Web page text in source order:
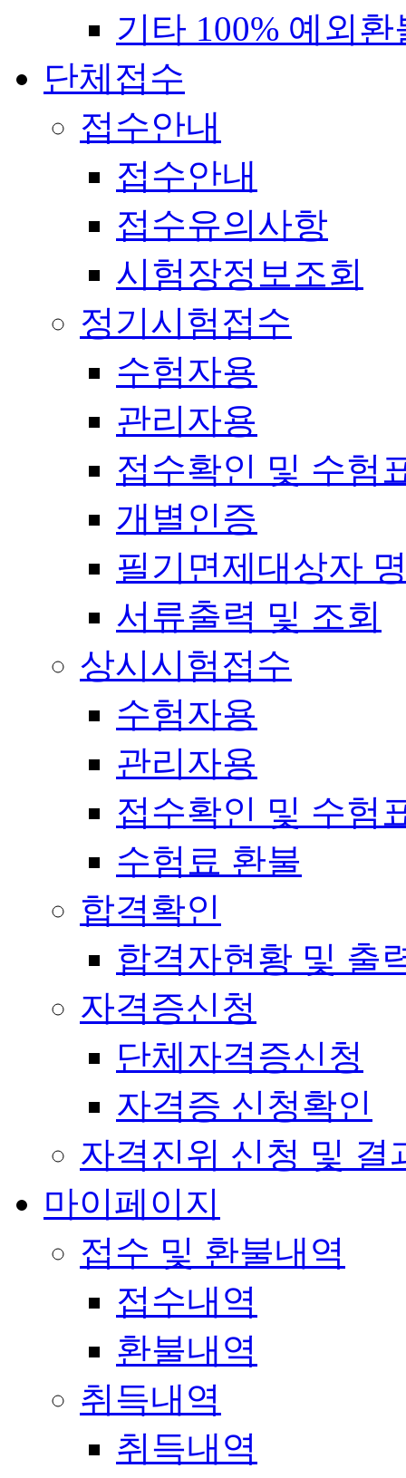
기타 100% 예외환
단체접수
접수안내
접수안내
접수유의사항
시험장정보조회
정기시험접수
수험자용
관리자용
접수확인 및 수험
개별인증
필기면제대상자
서류출력 및 조회
상시시험접수
수험자용
관리자용
접수확인 및 수험
수험료 환불
합격확인
합격자현황 및 출
자격증신청
단체자격증신청
자격증 신청확인
자격진위 신청 및 결
마이페이지
접수 및 환불내역
접수내역
환불내역
취득내역
취득내역